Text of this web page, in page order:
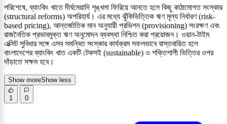
পরিশেষে, ব্যাংকিং খাতে দীর্ঘমেয়াদি শৃঙ্খলা ফিরিয়ে আনতে হলে কিছু কাঠামোগত সংস্কার
(structural reforms) অপরিহার্য। এর মধ্যে ঝুঁকিভিত্তিক ঋণ মূল্য নির্ধারণ (risk-
based pricing), আন্তর্জাতিক মান অনুযায়ী প্রভিশন (provisioning) সংরক্ষণ এবং
রাজনৈতিক প্রভাবমুক্ত ঋণ অনুমোদন ব্যবস্থা নিশ্চিত করা প্রয়োজন। ওয়ান-টাইম
এক্সিট সুবিধার সঙ্গে এসব সমন্বিত সংস্কার কার্যক্রম সফলভাবে বাস্তবায়িত হলে
বাংলাদেশের ব্যাংকিং খাত একটি টেকসই (sustainable) ও শক্তিশালী ভিত্তির ওপর
দাঁড়াতে সক্ষম হবে।
Show moreShow less
1 0